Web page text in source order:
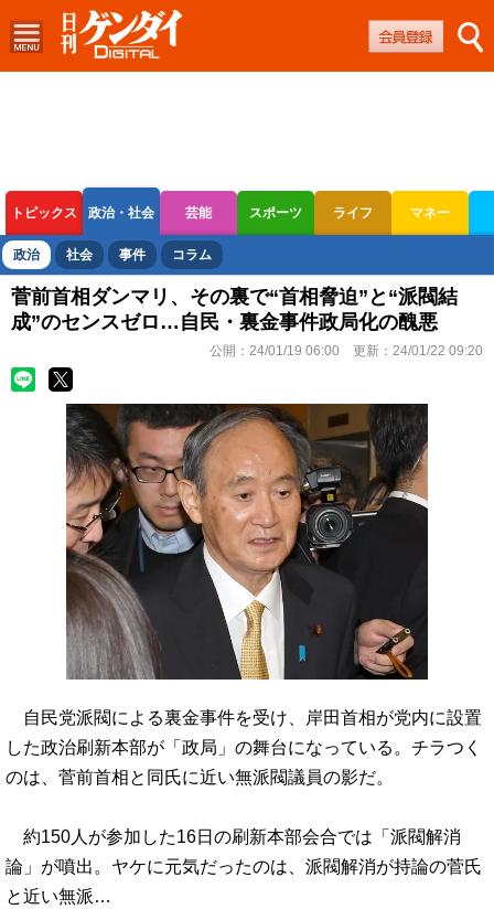
トピックス 政治・社会 芸能 スポーツ ライフ マネー
ボートレース 競輪 オートレース
政治 社会 事件 コラム
菅前首相ダンマリ、その裏で“首相脅迫”と“派閥結
成”のセンスゼロ…自民・裏金事件政局化の醜悪
公開： 24/01/19 06:00 更新： 24/01/22 09:20
自民党派閥による裏金事件を受け、岸田首相が党内に設置
した政治刷新本部が「政局」の舞台になっている。チラつく
のは、菅前首相と同氏に近い無派閥議員の影だ。
約150人が参加した16日の刷新本部会合では「派閥解消
論」が噴出。ヤケに元気だったのは、派閥解消が持論の菅氏
と近い無派…